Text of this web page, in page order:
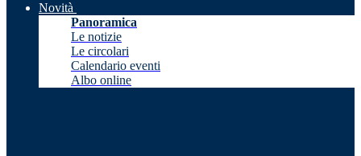
Novità
Panoramica
Le notizie
Le circolari
Calendario eventi
Albo online